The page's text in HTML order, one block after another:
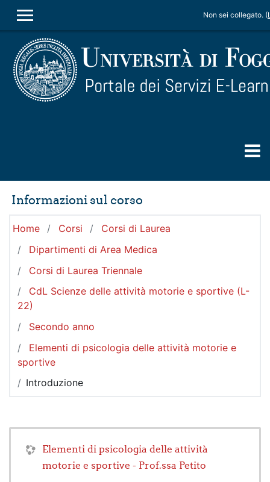
PANNELLO LATERALE
Non sei collegato. (
Informazioni sul corso
Home Corsi
Corsi di Laurea
Dipartimenti di Area Medica
Corsi di Laurea Triennale
CdL Scienze delle attività motorie e sportive (L-
22)
Secondo anno
Elementi di psicologia delle attività motorie e
sportive
Introduzione
Elementi di psicologia delle attività
motorie e sportive - Prof.ssa Petito